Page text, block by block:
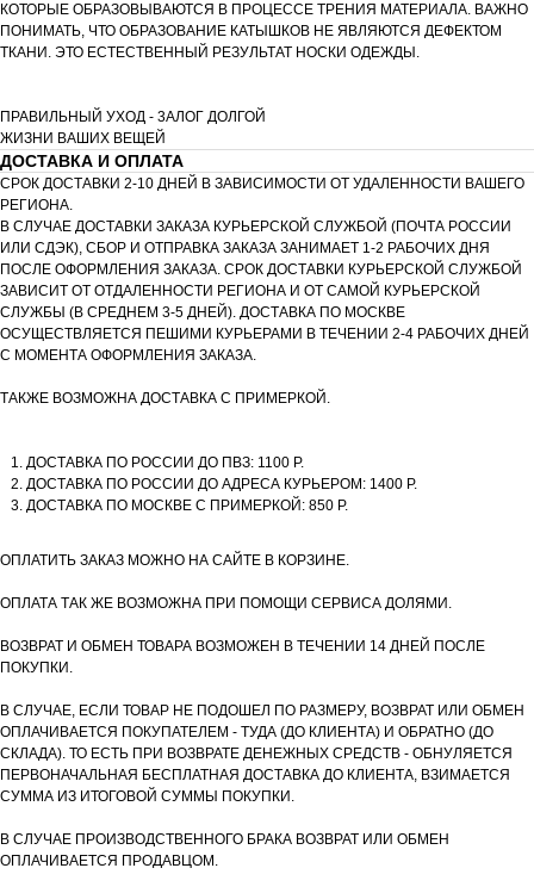
КОТОРЫЕ ОБРАЗОВЫВАЮТСЯ В ПРОЦЕССЕ ТРЕНИЯ МАТЕРИАЛА. ВАЖНО
ПОНИМАТЬ, ЧТО ОБРАЗОВАНИЕ КАТЫШКОВ НЕ ЯВЛЯЮТСЯ ДЕФЕКТОМ
ТКАНИ. ЭТО ЕСТЕСТВЕННЫЙ РЕЗУЛЬТАТ НОСКИ ОДЕЖДЫ.
ПРАВИЛЬНЫЙ УХОД - 3АЛОГ ДОЛГОЙ
ЖИЗНИ ВАШИХ ВЕЩЕЙ
ДОСТАВКА И ОПЛАТА
СРОК ДОСТАВКИ 2-10 ДНЕЙ В ЗАВИСИМОСТИ ОТ УДАЛЕННОСТИ ВАШЕГО
РЕГИОНА.
В СЛУЧАЕ ДОСТАВКИ ЗАКАЗА КУРЬЕРСКОЙ СЛУЖБОЙ (ПОЧТА РОССИИ
ИЛИ СДЭК), СБОР И ОТПРАВКА ЗАКАЗА ЗАНИМАЕТ 1-2 РАБОЧИХ ДНЯ
ПОСЛЕ ОФОРМЛЕНИЯ ЗАКАЗА. СРОК ДОСТАВКИ КУРЬЕРСКОЙ СЛУЖБОЙ
ЗАВИСИТ ОТ ОТДАЛЕННОСТИ РЕГИОНА И ОТ САМОЙ КУРЬЕРСКОЙ
СЛУЖБЫ (В СРЕДНЕМ 3-5 ДНЕЙ). ДОСТАВКА ПО МОСКВЕ
ОСУЩЕСТВЛЯЕТСЯ ПЕШИМИ КУРЬЕРАМИ В ТЕЧЕНИИ 2-4 РАБОЧИХ ДНЕЙ
С МОМЕНТА ОФОРМЛЕНИЯ ЗАКАЗА.
ТАКЖЕ ВОЗМОЖНА ДОСТАВКА С ПРИМЕРКОЙ.
ДОСТАВКА ПО РОССИИ ДО ПВЗ: 1100 Р.
ДОСТАВКА ПО РОССИИ ДО АДРЕСА КУРЬЕРОМ: 1400 Р.
ДОСТАВКА ПО МОСКВЕ С ПРИМЕРКОЙ: 850 Р.
ОПЛАТИТЬ ЗАКАЗ МОЖНО НА САЙТЕ В КОРЗИНЕ.
ОПЛАТА ТАК ЖЕ ВОЗМОЖНА ПРИ ПОМОЩИ СЕРВИСА ДОЛЯМИ.
ВОЗВРАТ И ОБМЕН ТОВАРА ВОЗМОЖЕН В ТЕЧЕНИИ 14 ДНЕЙ ПОСЛЕ
ПОКУПКИ.
В СЛУЧАЕ, ЕСЛИ ТОВАР НЕ ПОДОШЕЛ ПО РАЗМЕРУ, ВОЗВРАТ ИЛИ ОБМЕН
ОПЛАЧИВАЕТСЯ ПОКУПАТЕЛЕМ - ТУДА (ДО КЛИЕНТА) И ОБРАТНО (ДО
СКЛАДА). ТО ЕСТЬ ПРИ ВОЗВРАТЕ ДЕНЕЖНЫХ СРЕДСТВ - ОБНУЛЯЕТСЯ
ПЕРВОНАЧАЛЬНАЯ БЕСПЛАТНАЯ ДОСТАВКА ДО КЛИЕНТА, ВЗИМАЕТСЯ
СУММА ИЗ ИТОГОВОЙ СУММЫ ПОКУПКИ.
В СЛУЧАЕ ПРОИЗВОДСТВЕННОГО БРАКА ВОЗВРАТ ИЛИ ОБМЕН
ОПЛАЧИВАЕТСЯ ПРОДАВЦОМ.